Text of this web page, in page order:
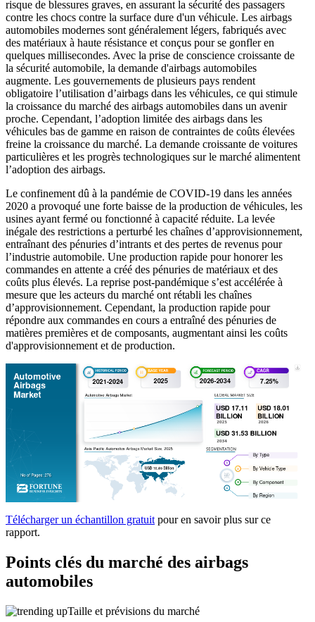
risque de blessures graves, en assurant la sécurité des passagers
contre les chocs contre la surface dure d'un véhicule. Les airbags
automobiles modernes sont généralement légers, fabriqués avec
des matériaux à haute résistance et conçus pour se gonfler en
quelques millisecondes. Avec la prise de conscience croissante de
la sécurité automobile, la demande d'airbags automobiles
augmente. Les gouvernements de plusieurs pays rendent
obligatoire l’utilisation d’airbags dans les véhicules, ce qui stimule
la croissance du marché des airbags automobiles dans un avenir
proche. Cependant, l’adoption limitée des airbags dans les
véhicules bas de gamme en raison de contraintes de coûts élevées
freine la croissance du marché. La demande croissante de voitures
particulières et les progrès technologiques sur le marché alimentent
l’adoption des airbags.
Le confinement dû à la pandémie de COVID-19 dans les années
2020 a provoqué une forte baisse de la production de véhicules, les
usines ayant fermé ou fonctionné à capacité réduite. La levée
inégale des restrictions a perturbé les chaînes d’approvisionnement,
entraînant des pénuries d’intrants et des pertes de revenus pour
l’industrie automobile. Une production rapide pour honorer les
commandes en attente a créé des pénuries de matériaux et des
coûts plus élevés. La reprise post-pandémique s’est accélérée à
mesure que les acteurs du marché ont rétabli les chaînes
d’approvisionnement. Cependant, la production rapide pour
répondre aux commandes en cours a entraîné des pénuries de
matières premières et de composants, augmentant ainsi les coûts
d'approvisionnement et de production.
Télécharger un échantillon gratuit pour en savoir plus sur ce
rapport.
Points clés du marché des airbags
automobiles
Taille et prévisions du marché